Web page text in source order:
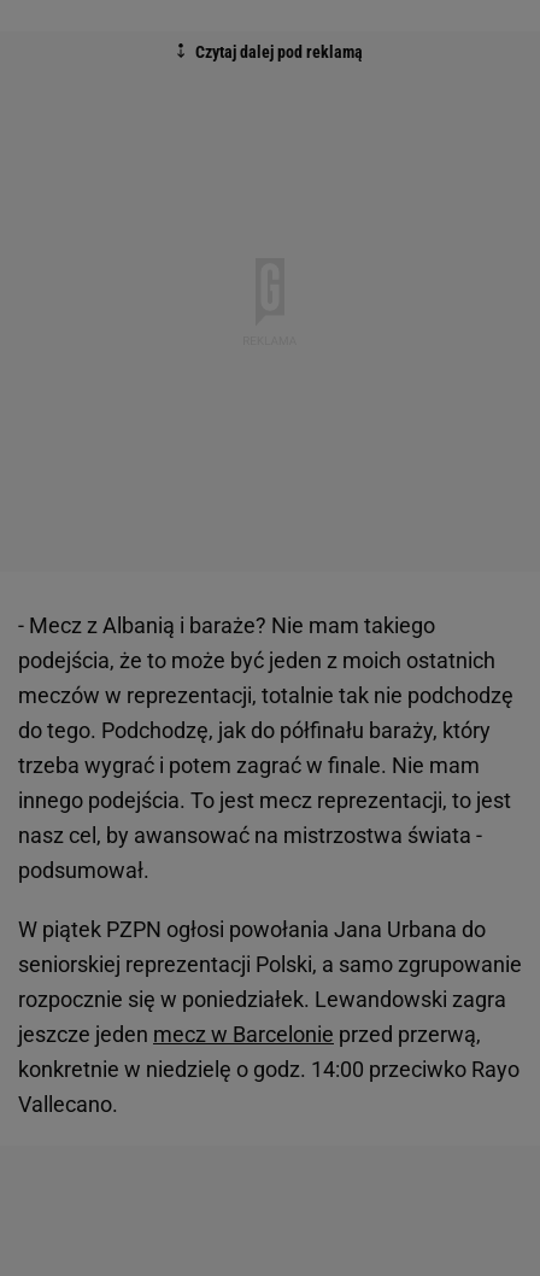
- Mecz z Albanią i baraże? Nie mam takiego
podejścia, że to może być jeden z moich ostatnich
meczów w reprezentacji, totalnie tak nie podchodzę
do tego. Podchodzę, jak do półfinału baraży, który
trzeba wygrać i potem zagrać w finale. Nie mam
innego podejścia. To jest mecz reprezentacji, to jest
nasz cel, by awansować na mistrzostwa świata -
podsumował.
W piątek PZPN ogłosi powołania Jana Urbana do
seniorskiej reprezentacji Polski, a samo zgrupowanie
rozpocznie się w poniedziałek. Lewandowski zagra
jeszcze jeden mecz w Barcelonie przed przerwą,
konkretnie w niedzielę o godz. 14:00 przeciwko Rayo
Vallecano.